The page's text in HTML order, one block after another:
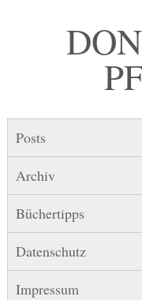
Posts
Archiv
Büchertipps
Datenschutz
Impressum